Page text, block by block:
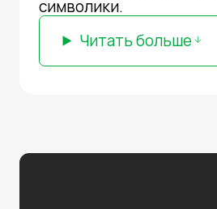
символики.
Читать больше